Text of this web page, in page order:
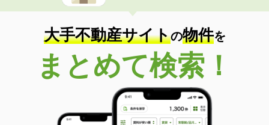
大手不動産サイトの物件を
まとめて検索！